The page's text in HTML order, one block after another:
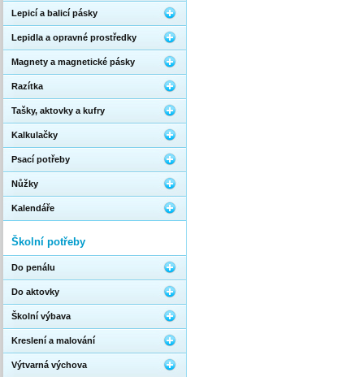
Lepicí a balicí pásky
Lepidla a opravné prostředky
Magnety a magnetické pásky
Razítka
Tašky, aktovky a kufry
Kalkulačky
Psací potřeby
Nůžky
Kalendáře
Školní potřeby
Do penálu
Do aktovky
Školní výbava
Kreslení a malování
Výtvarná výchova